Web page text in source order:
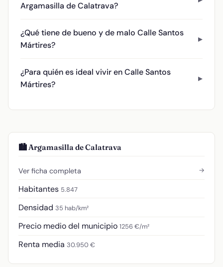
Argamasilla de Calatrava?
¿Qué tiene de bueno y de malo Calle Santos
Mártires?
¿Para quién es ideal vivir en Calle Santos
Mártires?
🏙️ Argamasilla de Calatrava
Ver ficha completa →
Habitantes 5.847
Densidad 35 hab/km²
Precio medio del municipio 1256 €/m²
Renta media 30.950 €